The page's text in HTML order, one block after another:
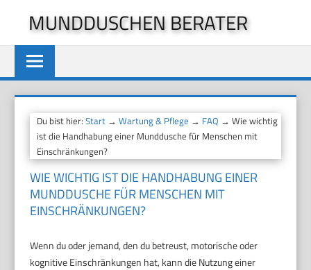
springen
MUNDDUSCHEN BERATER
Du bist hier:Start →Wartung & Pflege → FAQ → Wie wichtig
ist die Handhabung einer Munddusche für Menschen mit
Einschränkungen?
WIE WICHTIG IST DIE HANDHABUNG EINER
MUNDDUSCHE FÜR MENSCHEN MIT
EINSCHRÄNKUNGEN?
Wenn du oder jemand, den du betreust, motorische oder
kognitive Einschränkungen hat, kann die Nutzung einer